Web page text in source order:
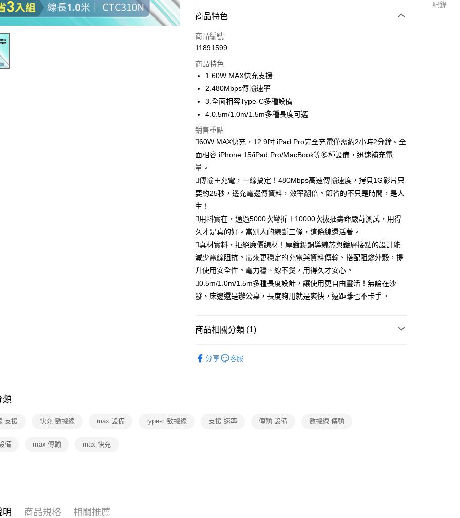
付款方式
全家線上支付
運送方式
本島宅配-活動商品
免運費
免運費
商品特色
商品編號
11891599
商品特色
1.60W MAX快充支援
2.480Mbps傳輸速率
3.全面相容Type-C多種設備
4.0.5m/1.0m/1.5m多種長度可選
銷售重點
60W MAX快充，12.9吋 iPad Pro完全充電僅需約2小時2分鐘。全
面相容 iPhone 15/iPad Pro/MacBook等多種設備，迅速補充電
量。
傳輸＋充電，一線搞定！480Mbps高速傳輸速度，拷貝1G影片只
要約25秒，邊充電邊傳資料，效率翻倍。節省的不只是時間，是人
生！
用料實在，通過5000次彎折＋10000次拔插壽命嚴苛測試，用得
久才是真的好。當別人的線斷三條，這條線還活著。
真材實料，拒絕廉價線材！厚鍍錫銅導線芯與鍍層接點的設計能
減少電線阻抗。帶來更穩定的充電與資料傳輸、搭配阻燃外殼，提
升使用安全性。電力穩、線不燙，用得久才安心。
0.5m/1.0m/1.5m多種長度設計，讓使用更自由靈活！無論在沙
發、床邊還是辦公桌，長度夠用就是爽快，遠距離也不卡手。
商品相關分類 (1)
分享
客服
類
支援 快充 數據線 max 設備 type-c 數據線 支援 速率 傳輸 設備 數據線 傳輸
備 max 傳輸 max 快充
明 商品規格 相關推薦
紀錄